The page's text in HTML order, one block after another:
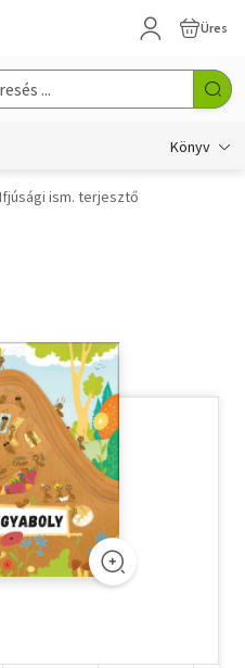
Üres
Könyv
Ifjúsági ism. terjesztő